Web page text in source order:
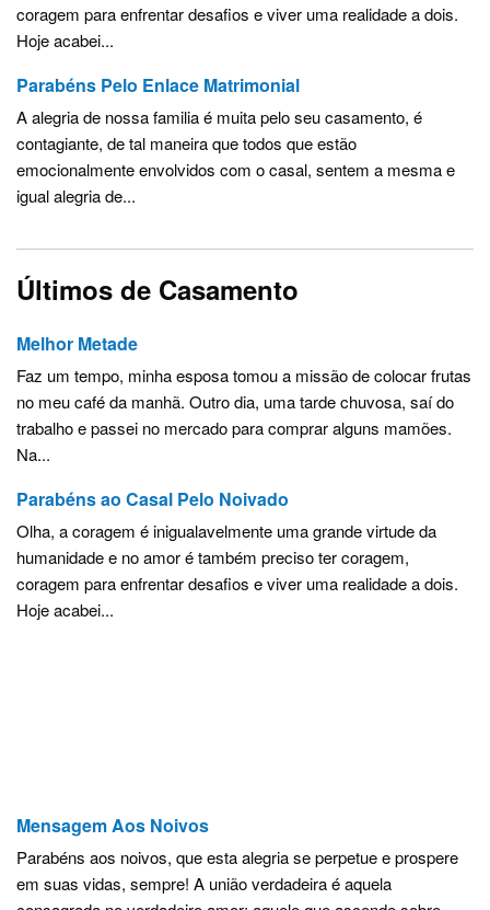
coragem para enfrentar desafios e viver uma realidade a dois.
Hoje acabei...
Parabéns Pelo Enlace Matrimonial
A alegria de nossa familia é muita pelo seu casamento, é
contagiante, de tal maneira que todos que estão
emocionalmente envolvidos com o casal, sentem a mesma e
igual alegria de...
Últimos de Casamento
Melhor Metade
Faz um tempo, minha esposa tomou a missão de colocar frutas
no meu café da manhã. Outro dia, uma tarde chuvosa, saí do
trabalho e passei no mercado para comprar alguns mamões.
Na...
Parabéns ao Casal Pelo Noivado
Olha, a coragem é inigualavelmente uma grande virtude da
humanidade e no amor é também preciso ter coragem,
coragem para enfrentar desafios e viver uma realidade a dois.
Hoje acabei...
Mensagem Aos Noivos
Parabéns aos noivos, que esta alegria se perpetue e prospere
em suas vidas, sempre! A união verdadeira é aquela